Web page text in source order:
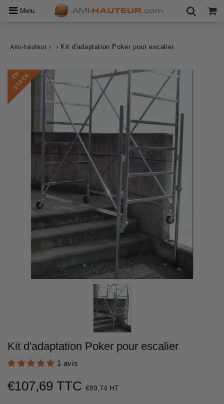
Menu
Ami-hauteur › › Kit d'adaptation Poker pour escalier
E
N
S
T
O
C
K
Kit d'adaptation Poker pour escalier
1 avis
€107,69 TTC €89,74 HT